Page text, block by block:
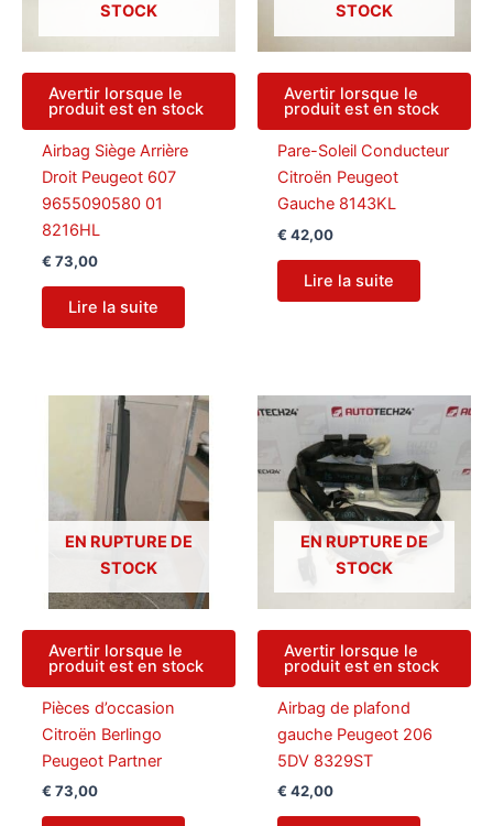
STOCK
Avertir lorsque le
produit est en stock
Airbag Siège Arrière
Droit Peugeot 607
9655090580 01
8216HL
€ 73,00
Lire la suite
STOCK
Avertir lorsque le
produit est en stock
Pare-Soleil Conducteur
Citroën Peugeot
Gauche 8143KL
€ 42,00
Lire la suite
EN RUPTURE DE
STOCK
Avertir lorsque le
produit est en stock
Pièces d’occasion
Citroën Berlingo
Peugeot Partner
€ 73,00
EN RUPTURE DE
STOCK
Avertir lorsque le
produit est en stock
Airbag de plafond
gauche Peugeot 206
5DV 8329ST
€ 42,00